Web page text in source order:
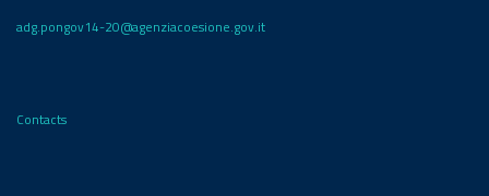
adg.pongov14-20@agenziacoesione.gov.it
Contacts